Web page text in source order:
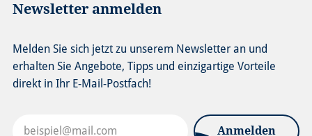
Newsletter anmelden
Melden Sie sich jetzt zu unserem Newsletter an und
erhalten Sie Angebote, Tipps und einzigartige Vorteile
direkt in Ihr E-Mail-Postfach!
Anmelden